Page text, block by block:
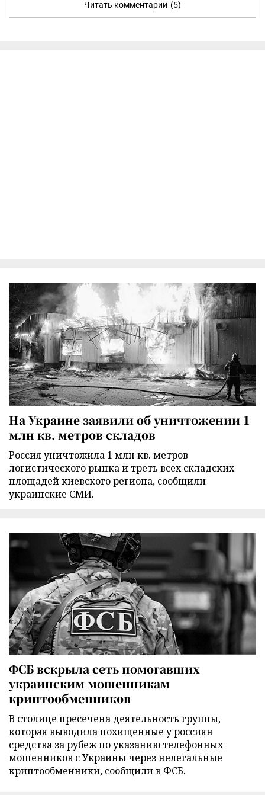
Читать комментарии (5)
На Украине заявили об уничтожении 1
млн кв. метров складов
Россия уничтожила 1 млн кв. метров
логистического рынка и треть всех складских
площадей киевского региона, сообщили
украинские СМИ.
ФСБ вскрыла сеть помогавших
украинским мошенникам
криптообменников
В столице пресечена деятельность группы,
которая выводила похищенные у россиян
средства за рубеж по указанию телефонных
мошенников с Украины через нелегальные
криптообменники, сообщили в ФСБ.